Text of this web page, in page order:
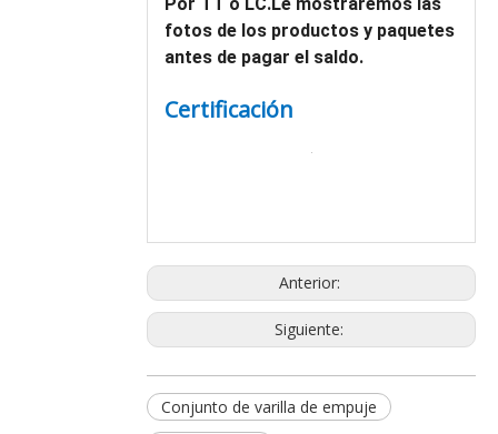
fotos de los productos y paquetes
antes de pagar el saldo.
Certificación
Anterior:
Siguiente:
Conjunto de varilla de empuje